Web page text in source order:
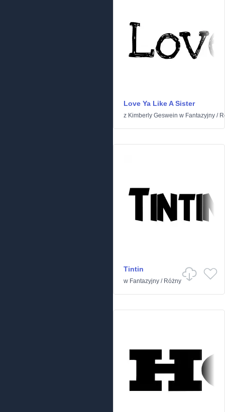
Love Ya Like A Sister
z Kimberly Geswein w Fantazyjny /
Tintin
w Fantazyjny / Różny